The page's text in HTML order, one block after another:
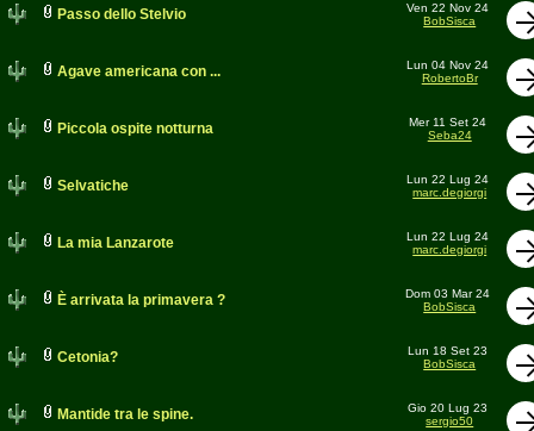
Passo dello Stelvio
Ven 22 Nov 24
BobSisca
Agave americana con ...
Lun 04 Nov 24
RobertoBr
Piccola ospite notturna
Mer 11 Set 24
Seba24
Selvatiche
Lun 22 Lug 24
marc.degiorgi
La mia Lanzarote
Lun 22 Lug 24
marc.degiorgi
È arrivata la primavera ?
Dom 03 Mar 24
BobSisca
Cetonia?
Lun 18 Set 23
BobSisca
Mantide tra le spine.
Gio 20 Lug 23
sergio50